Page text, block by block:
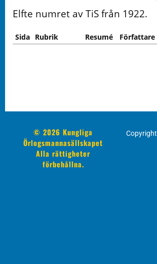
Elfte numret av TiS från 1922.
Sida Rubrik Resumé Författare
© 2026 Kungliga
Örlogsmannasällskapet
Alla rättigheter
förbehållna.
Copyright